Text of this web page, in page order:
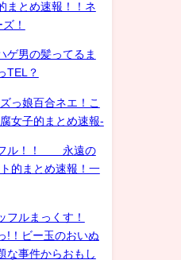
まとめ速報！！ネ
！
ゲ男の髪ってるま
TEL？
っ娘百合ネエ！こ
女子的まとめ速報-
フル！！ 永遠の
的まとめ速報！一
フルまっくす！
!！ビー玉のおいぬ
事件からおもし